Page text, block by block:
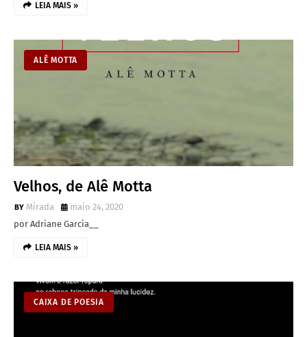
LEIA MAIS »
ALÊ MOTTA
Velhos, de Alê Motta
Mirada
maio 24, 2020
por Adriane Garcia__
LEIA MAIS »
CAIXA DE POESIA